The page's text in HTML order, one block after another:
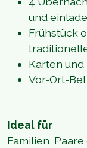
und
Frühstück
Karten und
Vor-Ort-
Ideal für
Familien,